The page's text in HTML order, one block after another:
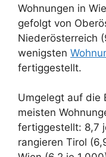
Wohnungen in
gefolgt von
Niederösterreich
wenigsten
fertiggestellt.
Umgelegt auf die
meisten
fertiggestellt: 8,7
rangieren Tirol